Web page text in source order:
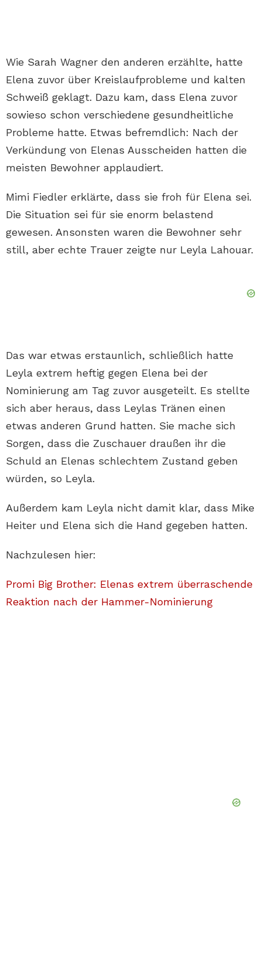
Wie Sarah Wagner den anderen erzählte, hatte
Elena zuvor über Kreislaufprobleme und kalten
Schweiß geklagt. Dazu kam, dass Elena zuvor
sowieso schon verschiedene gesundheitliche
Probleme hatte. Etwas befremdlich: Nach der
Verkündung von Elenas Ausscheiden hatten die
meisten Bewohner applaudiert.
Mimi Fiedler erklärte, dass sie froh für Elena sei.
Die Situation sei für sie enorm belastend
gewesen. Ansonsten waren die Bewohner sehr
still, aber echte Trauer zeigte nur Leyla Lahouar.
Das war etwas erstaunlich, schließlich hatte
Leyla extrem heftig gegen Elena bei der
Nominierung am Tag zuvor ausgeteilt. Es stellte
sich aber heraus, dass Leylas Tränen einen
etwas anderen Grund hatten. Sie mache sich
Sorgen, dass die Zuschauer draußen ihr die
Schuld an Elenas schlechtem Zustand geben
würden, so Leyla.
Außerdem kam Leyla nicht damit klar, dass Mike
Heiter und Elena sich die Hand gegeben hatten.
Nachzulesen hier:
Promi Big Brother: Elenas extrem überraschende
Reaktion nach der Hammer-Nominierung